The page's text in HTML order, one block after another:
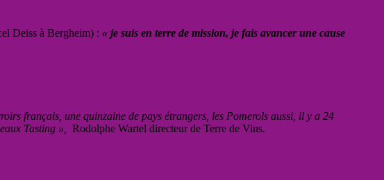
Deiss à Bergheim) : « je suis en terre de mission, je fais avancer une cause
français, une quinzaine de pays étrangers, les Pomerols aussi, il y a 24
Tasting »,
Rodolphe Wartel directeur de Terre de Vins.